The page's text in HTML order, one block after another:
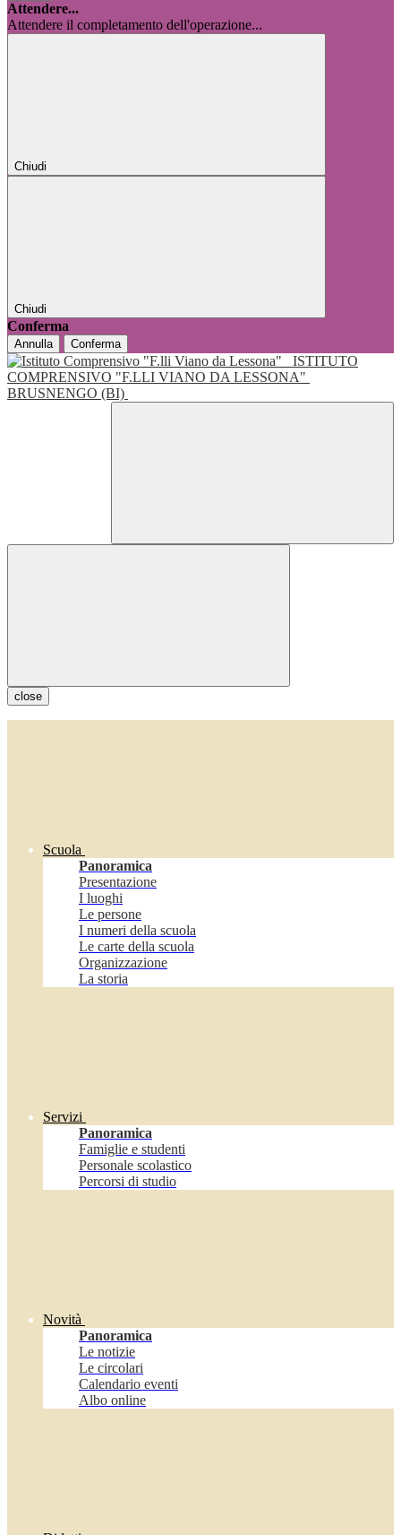
Attendere...
Attendere il completamento dell'operazione...
Chiudi
Chiudi
Conferma
Annulla Conferma
ISTITUTO
COMPRENSIVO "F.LLI VIANO DA LESSONA"
BRUSNENGO (BI)
close
Scuola
Panoramica
Presentazione
I luoghi
Le persone
I numeri della scuola
Le carte della scuola
Organizzazione
La storia
Servizi
Panoramica
Famiglie e studenti
Personale scolastico
Percorsi di studio
Novità
Panoramica
Le notizie
Le circolari
Calendario eventi
Albo online